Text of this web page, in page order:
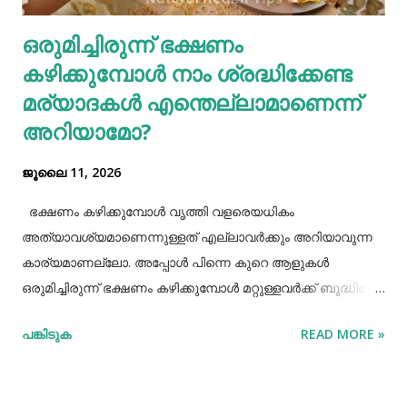
ശരീരത്തിന് വലിയ ബുദ്ധിമുട്ടുകളാണ് ഉണ്ടാക്കുക.
പുകവലിയും മദ്യപാനവും ശരീരത്തിന് മാരകരോഗങ്ങൾ മാ...
ഒരുമിച്ചിരുന്ന് ഭക്ഷണം
കഴിക്കുമ്പോൾ നാം ശ്രദ്ധിക്കേണ്ട
മര്യാദകൾ എന്തെല്ലാമാണെന്ന്
അറിയാമോ?
ജൂലൈ 11, 2026
ഭക്ഷണം കഴിക്കുമ്പോൾ വൃത്തി വളരെയധികം
അത്യാവശ്യമാണെന്നുള്ളത് എല്ലാവർക്കും അറിയാവുന്ന
കാര്യമാണല്ലോ. അപ്പോൾ പിന്നെ കുറെ ആളുകൾ
ഒരുമിച്ചിരുന്ന് ഭക്ഷണം കഴിക്കുമ്പോൾ മറ്റുള്ളവർക്ക് ബുദ്ധിമുട്ട്
ശ്രദ്ധിക്കേണ്ട ചില കാര്യങ്ങളുണ്ട്. ആദ്യമായി നമ്മൾ
പങ്കിടുക READ MORE »